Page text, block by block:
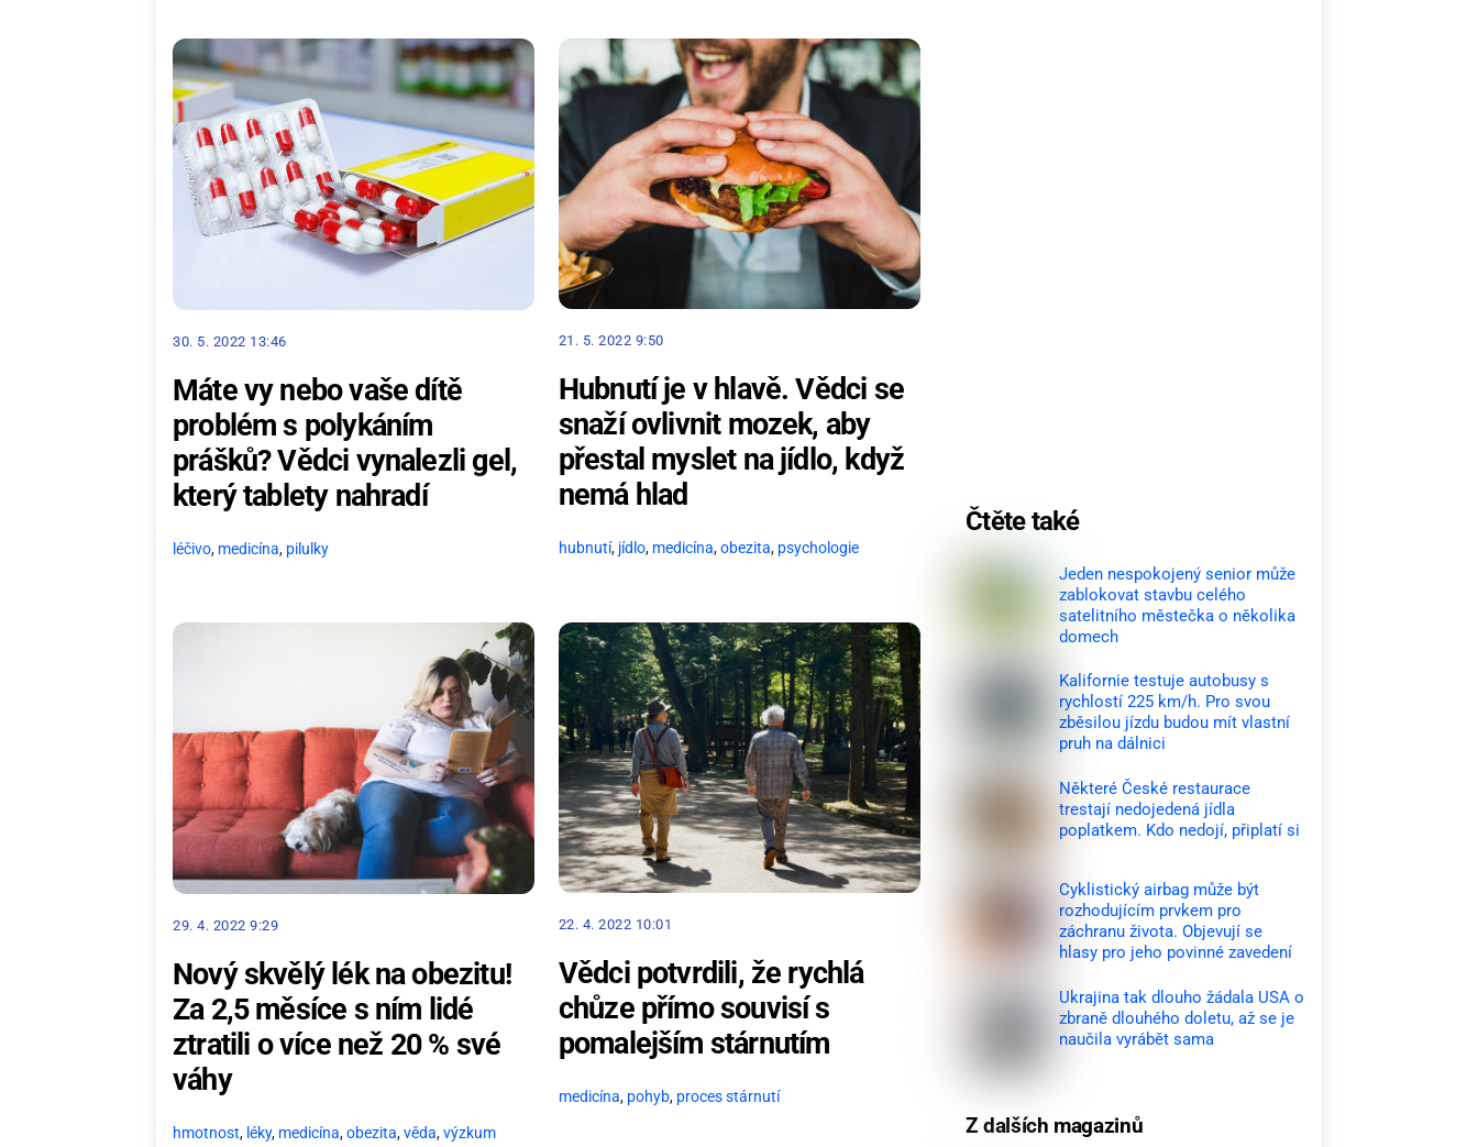
30. 5. 2022 13:46
Máte vy nebo vaše dítě
problém s polykáním
prášků? Vědci vynalezli gel,
který tablety nahradí
léčivo, medicína, pilulky
21. 5. 2022 9:50
Hubnutí je v hlavě. Vědci se
snaží ovlivnit mozek, aby
přestal myslet na jídlo, když
nemá hlad
hubnutí, jídlo, medicína,obezita, psychologie
29. 4. 2022 9:29
Nový skvělý lék na obezitu!
Za 2,5 měsíce s ním lidé
ztratili o více než 20 % své
váhy
hmotnost, léky, medicína,obezita,věda,výzkum
22. 4. 2022 10:01
Vědci potvrdili, že rychlá
chůze přímo souvisí s
pomalejším stárnutím
medicína, pohyb, proces stárnutí
Čtěte také
Jeden nespokojený senior může
zablokovat stavbu celého
satelitního městečka o několika
domech
Kalifornie testuje autobusy s
rychlostí 225 km/h. Pro svou
zběsilou jízdu budou mít vlastní
pruh na dálnici
Některé České restaurace
trestají nedojedená jídla
poplatkem. Kdo nedojí, připlatí si
Cyklistický airbag může být
rozhodujícím prvkem pro
záchranu života. Objevují se
hlasy pro jeho povinné zavedení
Ukrajina tak dlouho žádala USA o
zbraně dlouhého doletu, až se je
naučila vyrábět sama
Z dalších magazinů